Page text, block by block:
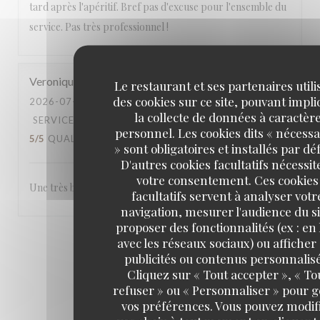
Le restaurant et ses partenaires
des cookies sur ce site, pouvant
la collecte de données à
personnel. Les cookies dits «
» sont obligatoires et installés par
D'autres cookies facultatifs
votre consentement. Ces cookies
facultatifs servent à analyser
navigation, mesurer l'audience du
proposer des fonctionnalités (ex : en
avec les réseaux sociaux) ou afficher
publicités ou contenus
Cliquez sur « Tout accepter », «
refuser » ou « Personnaliser » pour
vos préférences. Vous pouvez
tard après l'apéritif. Bref pas d'excuse pour l'ensemble du
service. Pas très professionnel !
Veronique
2026-07-25
- 12:00 - COUVERTS 3
SERVICE
AMBIANCE: 5/5 CUISINE:
5/5 QUALITÉ / PRIX: 4/5
Une très bonne table, accueil et service chaleureux.
1 2 3